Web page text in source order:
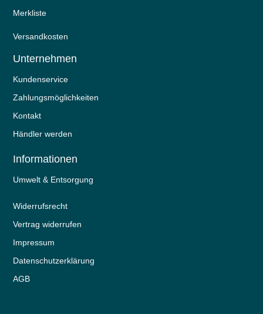
Merkliste
Versandkosten
Unternehmen
Kundenservice
Zahlungsmöglichkeiten
Kontakt
Händler werden
Informationen
Umwelt & Entsorgung
Widerrufs­recht
Vertrag widerrufen
Impressum
Daten­schutz­erklärung
AGB